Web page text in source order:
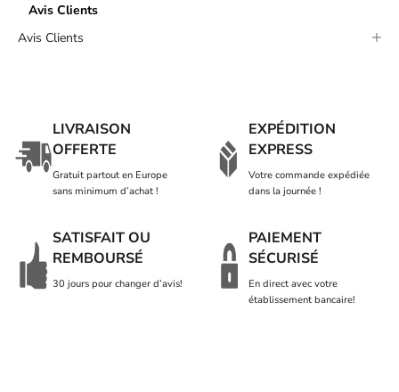
Avis Clients
Avis Clients
LIVRAISON
OFFERTE
Gratuit partout en Europe
sans minimum d’achat !
EXPÉDITION
EXPRESS
Votre commande expédiée
dans la journée !
SATISFAIT OU
REMBOURSÉ
30 jours pour changer d’avis!
PAIEMENT
SÉCURISÉ
En direct avec votre
établissement bancaire!